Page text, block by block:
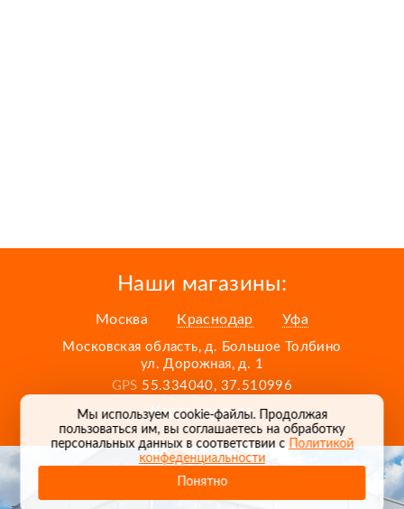
Наши магазины:
Москва Краснодар Уфа
Московская область, д. Большое Толбино
ул. Дорожная, д. 1
GPS 55.334040, 37.510996
Карта проезда
Мы используем cookie-файлы. Продолжая
пользоваться им, вы соглашаетесь на обработку
персональных данных в соответствии сПолитикой
конфеденциальности
Понятно